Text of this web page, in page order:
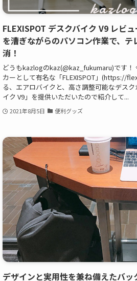
FLEXISPOT デスクバイク V9 レビ
を漕ぎながらのパソコン作業で、
消！
どうもkazlogのkaz(@kaz_fukumaru)です！
カーとして有名な「FLEXISPOT」(https://
る、エアロバイクと、高さ調整可能なデス
イク V9」を提供いただいたので紹介して...
2021年8月5日 便利グッズ
デザインと実用性を兼ね備えたバ